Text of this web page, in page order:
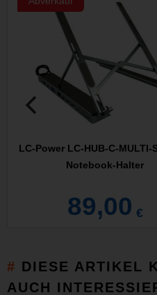
LC-Power LC-HUB-C-MULTI-
Notebook-Halter
89,00 €
DIESE ARTIKEL
AUCH